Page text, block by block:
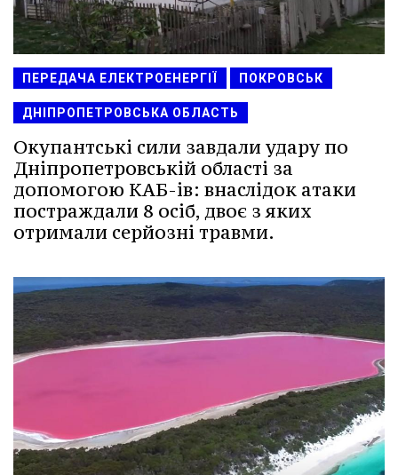
ПЕРЕДАЧА ЕЛЕКТРОЕНЕРГІЇ ПОКРОВСЬК
ДНІПРОПЕТРОВСЬКА ОБЛАСТЬ
Окупантські сили завдали удару по
Дніпропетровській області за
допомогою КАБ-ів: внаслідок атаки
постраждали 8 осіб, двоє з яких
отримали серйозні травми.